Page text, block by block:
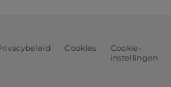
Cookies
Cookie-
instellingen